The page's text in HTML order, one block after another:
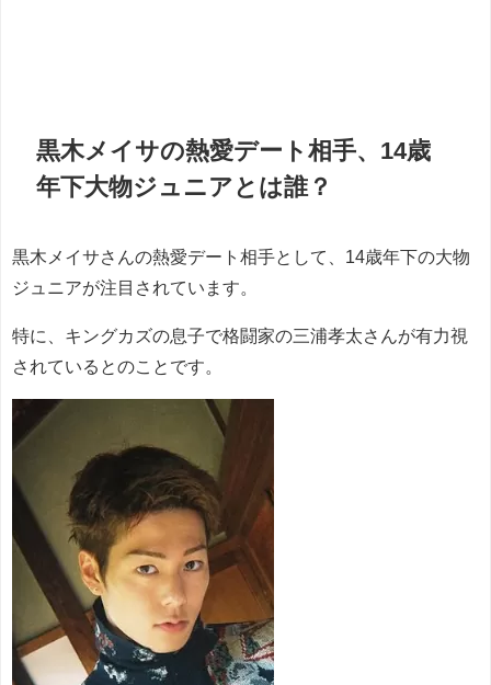
黒木メイサの熱愛デート相手、14歳
年下大物ジュニアとは誰？
黒木メイサさんの熱愛デート相手として、14歳年下の大物
ジュニアが注目されています。
特に、キングカズの息子で格闘家の三浦孝太さんが有力視
されているとのことです。